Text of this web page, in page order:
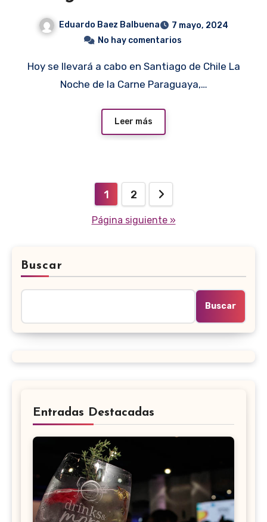
Eduardo Baez Balbuena
7 mayo, 2024
No hay comentarios
Hoy se llevará a cabo en Santiago de Chile La
Noche de la Carne Paraguaya,…
Leer más
Paginación
1 2
Página siguiente »
Buscar
Buscar
Entradas Destacadas